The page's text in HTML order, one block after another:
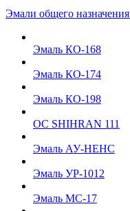
Эмали общего назначения
Эмаль КО-168
Эмаль КО-174
Эмаль КО-198
ОС SHIHRAN 111
Эмаль АУ-НЕНС
Эмаль УР-1012
Эмаль МС-17